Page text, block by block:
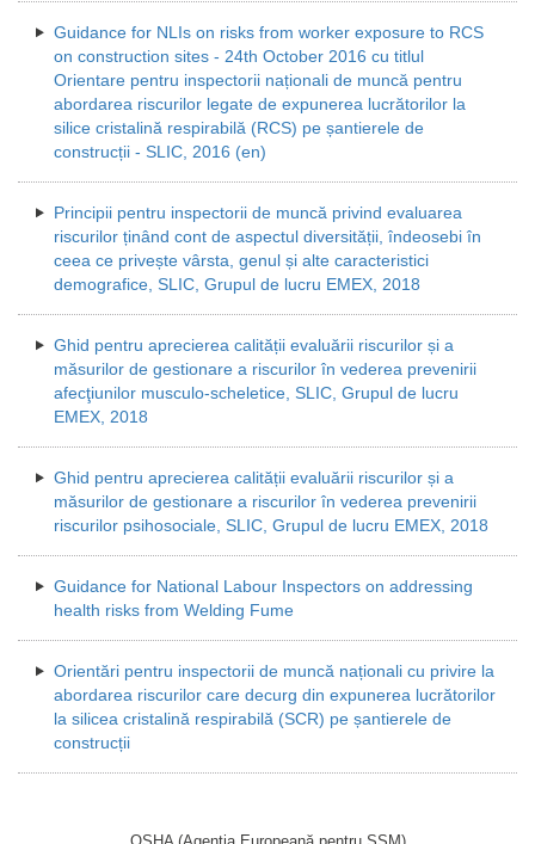
Guidance for NLIs on risks from worker exposure to RCS
on construction sites - 24th October 2016 cu titlul
Orientare pentru inspectorii naționali de muncă pentru
abordarea riscurilor legate de expunerea lucrătorilor la
silice cristalină respirabilă (RCS) pe șantierele de
construcții - SLIC, 2016 (en)
Principii pentru inspectorii de muncă privind evaluarea
riscurilor ținând cont de aspectul diversității, îndeosebi în
ceea ce privește vârsta, genul și alte caracteristici
demografice, SLIC, Grupul de lucru EMEX, 2018
Ghid pentru aprecierea calității evaluării riscurilor și a
măsurilor de gestionare a riscurilor în vederea prevenirii
afecţiunilor musculo-scheletice, SLIC, Grupul de lucru
EMEX, 2018
Ghid pentru aprecierea calității evaluării riscurilor și a
măsurilor de gestionare a riscurilor în vederea prevenirii
riscurilor psihosociale, SLIC, Grupul de lucru EMEX, 2018
Guidance for National Labour Inspectors on addressing
health risks from Welding Fume
Orientări pentru inspectorii de muncă naționali cu privire la
abordarea riscurilor care decurg din expunerea lucrătorilor
la silicea cristalină respirabilă (SCR) pe șantierele de
construcții